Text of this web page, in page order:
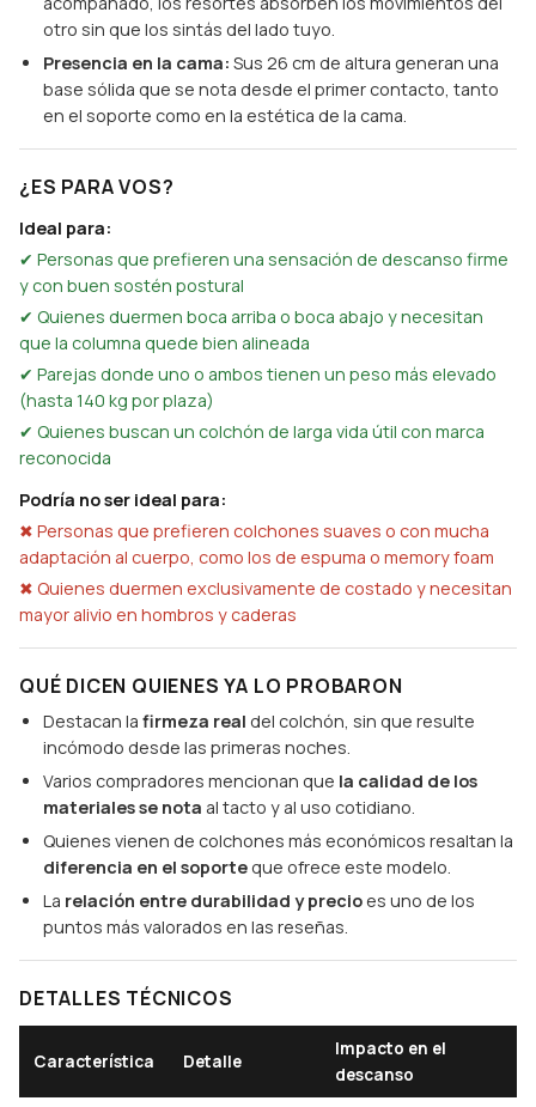
otro sin que los sintás del lado tuyo.
Presencia en la cama: Sus 26 cm de altura generan una
base sólida que se nota desde el primer contacto, tanto
en el soporte como en la estética de la cama.
¿ES PARA VOS?
Ideal para:
✔ Personas que prefieren una sensación de descanso firme
y con buen sostén postural
✔ Quienes duermen boca arriba o boca abajo y necesitan
que la columna quede bien alineada
✔ Parejas donde uno o ambos tienen un peso más elevado
(hasta 140 kg por plaza)
✔ Quienes buscan un colchón de larga vida útil con marca
reconocida
Podría no ser ideal para:
✖ Personas que prefieren colchones suaves o con mucha
adaptación al cuerpo, como los de espuma o memory foam
✖ Quienes duermen exclusivamente de costado y necesitan
mayor alivio en hombros y caderas
QUÉ DICEN QUIENES YA LO PROBARON
Destacan la firmeza real del colchón, sin que resulte
incómodo desde las primeras noches.
Varios compradores mencionan que la calidad de los
materiales se nota al tacto y al uso cotidiano.
Quienes vienen de colchones más económicos resaltan la
diferencia en el soporte que ofrece este modelo.
La relación entre durabilidad y precio es uno de los
puntos más valorados en las reseñas.
DETALLES TÉCNICOS
Característica Detalle
Impacto en el
descanso